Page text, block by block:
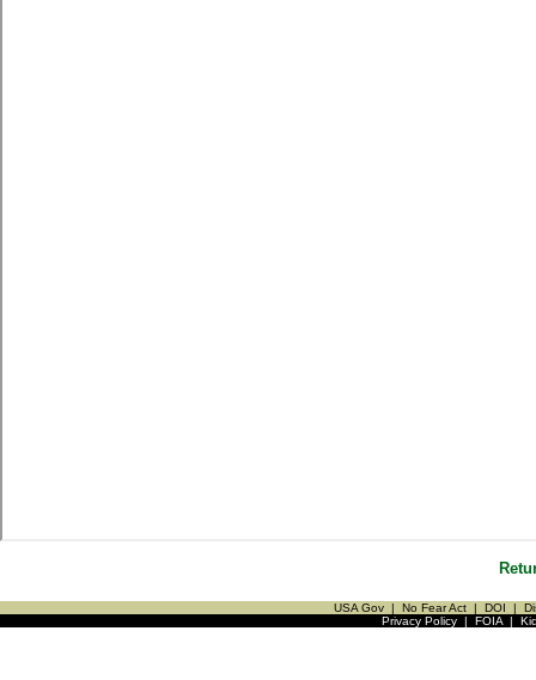
USA Gov | No Fear Act | DOI |
Privacy Policy| FOIA|